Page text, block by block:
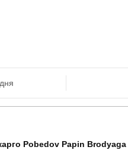
Pobedov Papin Brodyaga